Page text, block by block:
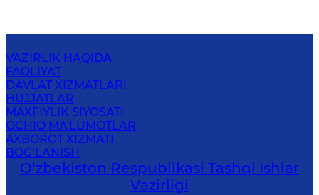
VAZIRLIK HAQIDA
FAOLIYAT
DAVLAT XIZMATLARI
HUJJATLAR
MAXFIYLIK SIYOSATI
OCHIQ MA'LUMOTLAR
AXBOROT XIZMATI
BOG‘LANISH
O‘zbеkistоn Rеspublikаsi Tashqi Ishlаr
Vаzirligi